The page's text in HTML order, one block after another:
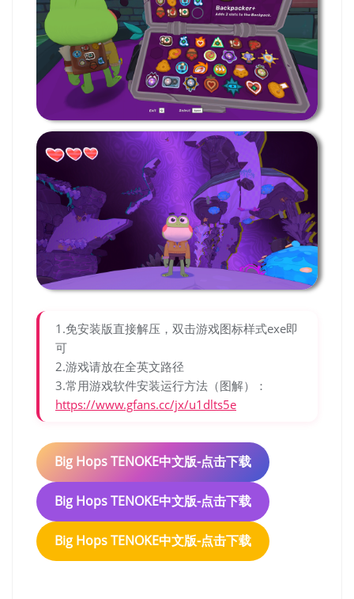
1.免安装版直接解压，双击游戏图标样式exe即
可
2.游戏请放在全英文路径
3.常用游戏软件安装运行方法（图解）：
https://www.gfans.cc/jx/u1dlts5e
Big Hops TENOKE中文版-点击下载
Big Hops TENOKE中文版-点击下载
Big Hops TENOKE中文版-点击下载